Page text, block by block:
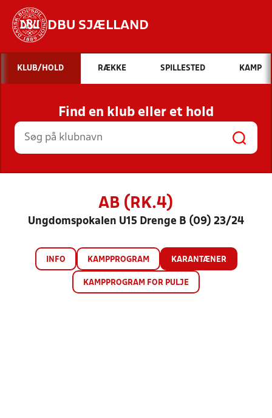
DBU SJÆLLAND
Hvad vil du søge efter?
INDHOLD OG NYHEDER
STILLINGER, RESULTATER, KLUBBER OG
HOLD
KLUB/HOLD RÆKKE SPILLESTED KAMP
Find en klub eller et hold
AB (RK.4)
Ungdomspokalen U15 Drenge B (09) 23/24
INFO KAMPPROGRAM KARANTÆNER
KAMPPROGRAM FOR PULJE